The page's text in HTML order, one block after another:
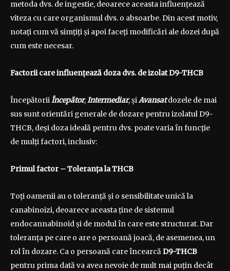
metoda dvs. de ingestie, deoarece aceasta influențează
viteza cu care organismul dvs. o absoarbe. Din acest motiv,
notați cum vă simțiți și apoi faceți modificări ale dozei după
cum este necesar.
Factorii care influențează doza dvs. de izolat D9-THCB
ÎncepătoriiÎncepător,Intermediar, șiAvansatdozele de mai
sus sunt orientări generale de dozare pentru izolatul D9-
THCB, deși doza ideală pentru dvs. poate varia în funcție
de mulți factori, inclusiv:
Primul factor – Toleranța la THCB
Toți oamenii au o toleranță și o sensibilitate unică la
canabinoizi, deoarece aceasta ține de sistemul
endocannabinoid și de modul în care este structurat. Dar
toleranța pe care o are o persoană joacă, de asemenea, un
rol în dozare. Ca o persoană care încearcăD9-THCB
pentru prima dată va avea nevoie de mult mai puțin decât